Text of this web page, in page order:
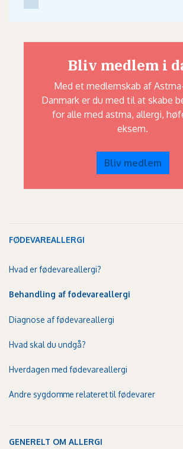
Bliv medlem i
Med et medlemskab af
Danmark er du med til at skabe
for alle med astma, allergi,
eksem.
Bliv medlem
FØDEVAREALLERGI
Hvad er fødevareallergi?
Behandling af fødevareallergi
Diagnose af fødevareallergi
Hvad skal du undgå?
Hverdagen med fødevareallergi
Andre sygdomme relateret til fødevarer
GENERELT OM ALLERGI